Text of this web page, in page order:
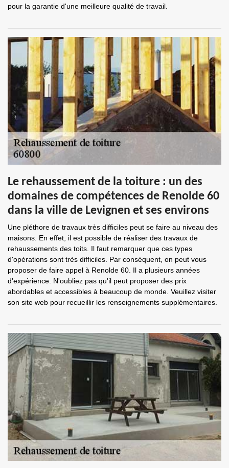
pour la garantie d'une meilleure qualité de travail.
Le rehaussement de la toiture : un des
domaines de compétences de Renolde 60
dans la ville de Levignen et ses environs
Une pléthore de travaux très difficiles peut se faire au niveau des
maisons. En effet, il est possible de réaliser des travaux de
rehaussements des toits. Il faut remarquer que ces types
d'opérations sont très difficiles. Par conséquent, on peut vous
proposer de faire appel à Renolde 60. Il a plusieurs années
d'expérience. N'oubliez pas qu'il peut proposer des prix
abordables et accessibles à beaucoup de monde. Veuillez visiter
son site web pour recueillir les renseignements supplémentaires.